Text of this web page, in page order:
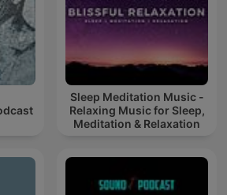
Sleep Meditation Music -
Relaxing Music for Sleep,
Meditation & Relaxation